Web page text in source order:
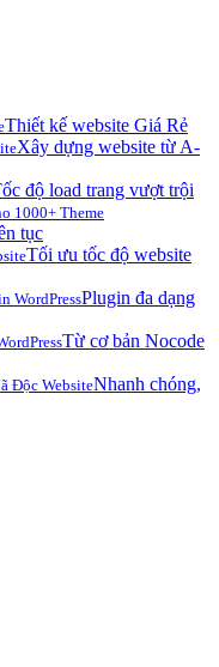
Thiết kế website Giá Rẻ
Xây dựng website từ A-
độ load trang vượt trội
1000+ Theme
tục
Tối ưu tốc độ website
WordPressPlugin đa dạng
Từ cơ bản Nocode
Độc WebsiteNhanh chóng,